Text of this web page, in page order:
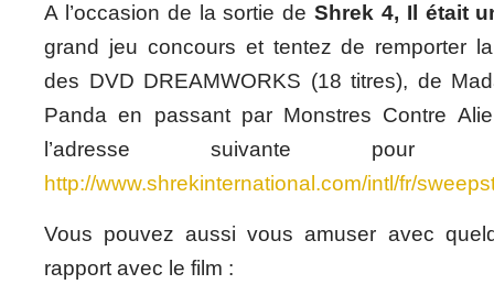
A l’occasion de la sortie deShrek 4, Il était
grand jeu concours et tentez de remporter
des DVD DREAMWORKS (18 titres), de
Panda en passant par Monstres Contre
l’adresse suivante pour
http://www.shrekinternational.com/intl/fr/
Vous pouvez aussi vous amuser avec
rapport avec le film :